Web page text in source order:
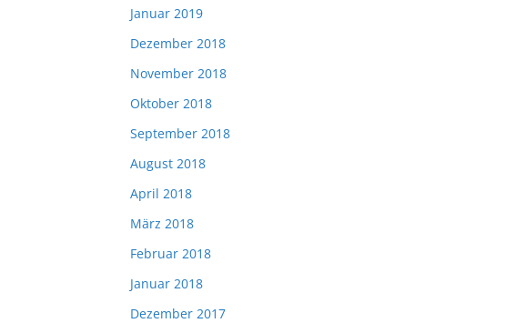
Januar 2019
Dezember 2018
November 2018
Oktober 2018
September 2018
August 2018
April 2018
März 2018
Februar 2018
Januar 2018
Dezember 2017